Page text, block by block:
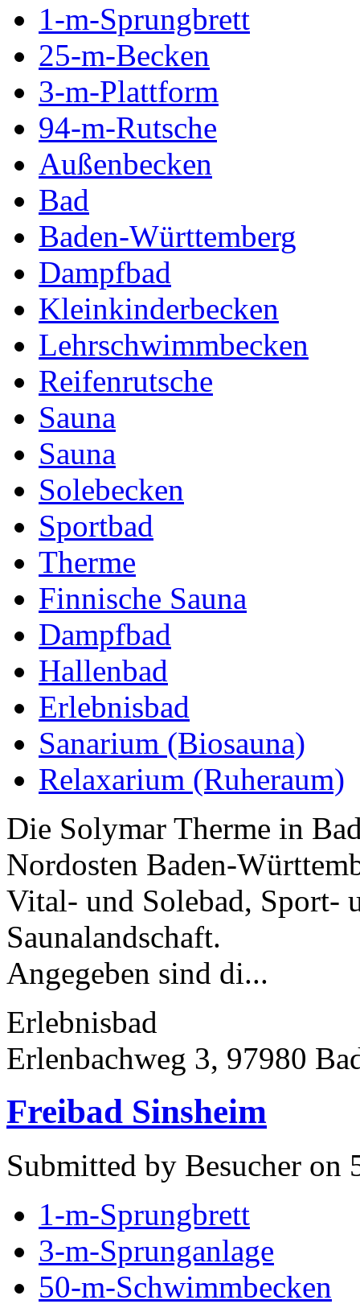
1-m-Sprungbrett
25-m-Becken
3-m-Plattform
94-m-Rutsche
Außenbecken
Bad
Baden-Württemberg
Dampfbad
Kleinkinderbecken
Lehrschwimmbecken
Reifenrutsche
Sauna
Sauna
Solebecken
Sportbad
Therme
Finnische Sauna
Dampfbad
Hallenbad
Erlebnisbad
Sanarium (Biosauna)
Relaxarium (Ruheraum)
Die Solymar Therme in
Nordosten Baden-
Vital- und Solebad, Sport-
Saunalandschaft.
Angegeben sind di...
Erlebnisbad
Erlenbachweg 3, 97980
Freibad Sinsheim
Submitted by Besucher on
1-m-Sprungbrett
3-m-Sprunganlage
50-m-Schwimmbecken